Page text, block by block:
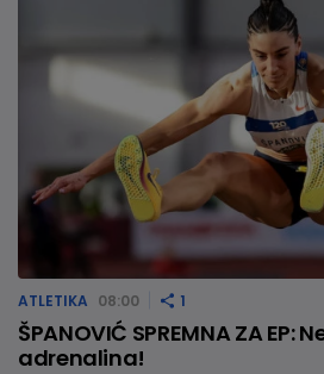
ATLETIKA 08:00 1
ŠPANOVIĆ SPREMNA ZA EP:
adrenalina!